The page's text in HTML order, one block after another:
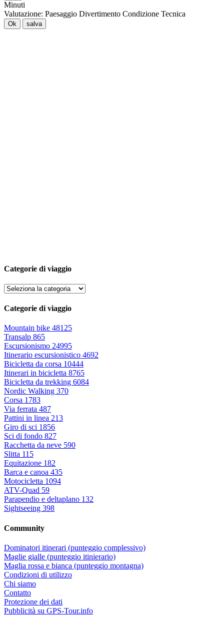
Minuti
Valutazione: Paesaggio Divertimento Condizione Tecnica
Ok salva
Categorie di viaggio
Categorie di viaggio
Mountain bike 48125
Transalp 865
Escursionismo 24995
Itinerario escursionistico 4692
Bicicletta da corsa 10444
Itinerari in bicicletta 8765
Bicicletta da trekking 6084
Nordic Walking 370
Corsa 1783
Via ferrata 487
Pattini in linea 213
Giro di sci 1856
Sci di fondo 827
Racchetta da neve 590
Slitta 115
Equitazione 182
Barca e canoa 435
Motocicletta 1094
ATV-Quad 59
Parapendio e deltaplano 132
Sightseeing 398
Community
Dominatori itinerari (punteggio complessivo)
Maglie gialle (punteggio itinierario)
Maglia rossa e bianca (punteggio montagna)
Condizioni di utilizzo
Chi siamo
Contatto
Protezione dei dati
Pubblicità su GPS-Tour.info